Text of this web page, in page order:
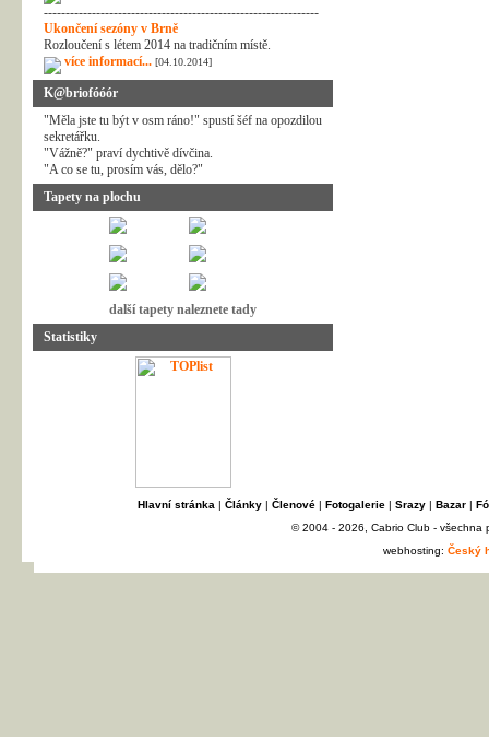
---------------------------------------------------------------
Ukončení sezóny v Brně
Rozloučení s létem 2014 na tradičním místě.
více informací... [04.10.2014]
K@briofóóór
"Měla jste tu být v osm ráno!" spustí šéf na opozdilou
sekretářku.
"Vážně?" praví dychtivě dívčina.
"A co se tu, prosím vás, dělo?"
Tapety na plochu
další tapety naleznete tady
Statistiky
Hlavní stránka | Články| Členové| Fotogalerie| Srazy| Bazar|
© 2004 - 2026, Cabrio Club - všechna
webhosting: Český